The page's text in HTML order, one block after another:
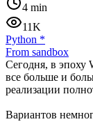
4 min
11K
Python *
From sandbox
Сегодня, в эпоху
все больше и
реализации
Вариантов